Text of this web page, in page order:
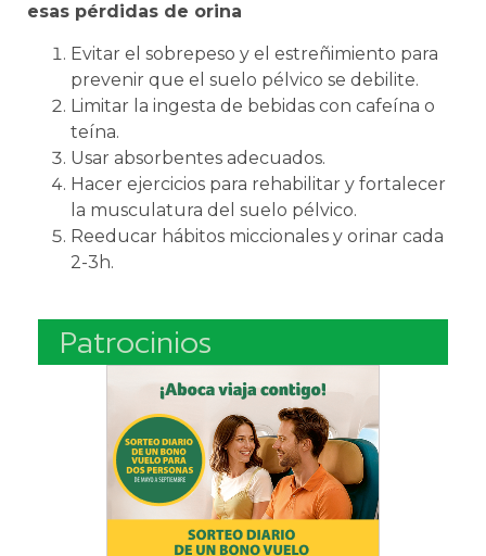
esas pérdidas de orina
Evitar el sobrepeso y el estreñimiento para
prevenir que el suelo pélvico se debilite.
Limitar la ingesta de bebidas con cafeína o
teína.
Usar absorbentes adecuados.
Hacer ejercicios para rehabilitar y fortalecer
la musculatura del suelo pélvico.
Reeducar hábitos miccionales y orinar cada
2-3h.
Patrocinios